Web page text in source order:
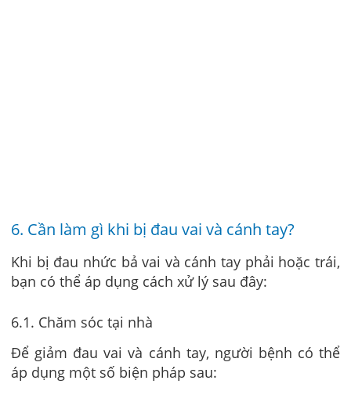
6. Cần làm gì khi bị đau vai và cánh tay?
Khi bị đau nhức bả vai và cánh tay phải hoặc trái,
bạn có thể áp dụng cách xử lý sau đây:
6.1. Chăm sóc tại nhà
Để giảm đau vai và cánh tay, người bệnh có thể
áp dụng một số biện pháp sau: